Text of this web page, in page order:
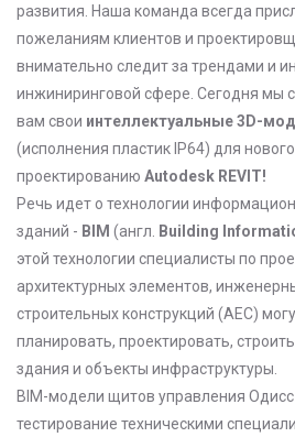
развития. Наша команда всегда
пожеланиям клиентов и
внимательно следит за трендами и
инжиниринговой сфере. Сегодня мы
вам свои интеллектуальные 3D-
(исполнения пластик IP64) для
проектированию Autodesk REVIT!
Речь идет о технологии
зданий - BIM (англ. Building
этой технологии специалисты по
архитектурных элементов,
строительных конструкций (AEC)
планировать, проектировать,
здания и объекты инфраструктуры.
BIM-модели щитов управления
тестирование техническими